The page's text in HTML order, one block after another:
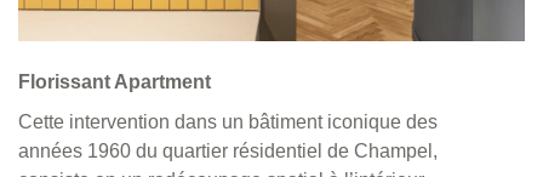
Florissant Apartment
Cette intervention dans un bâtiment iconique des
années 1960 du quartier résidentiel de Champel,